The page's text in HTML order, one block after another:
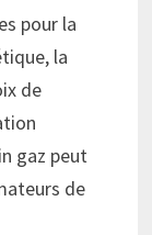
pour la
la
de
gaz peut
de